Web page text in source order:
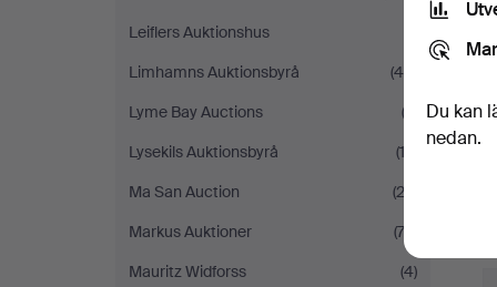
Leiflers Auktionshus
Limhamns Auktionsbyrå
(46)
Lyme Bay Auctions
(3)
Lysekils Auktionsbyrå
(12)
Ma San Auction
(22)
Markus Auktioner
(72)
Mauritz Widforss
(4)
Du kan
nedan.